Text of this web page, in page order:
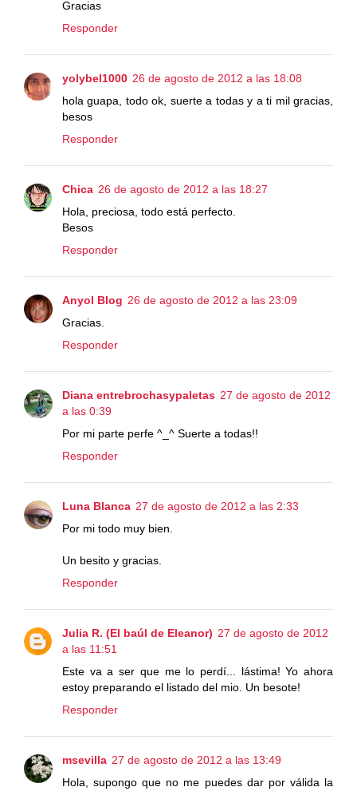
Gracias
Responder
yolybel1000 26 de agosto de 2012 a las 18:08
hola guapa, todo ok, suerte a todas y a ti mil gracias,
besos
Responder
Chica 26 de agosto de 2012 a las 18:27
Hola, preciosa, todo está perfecto.
Besos
Responder
Anyol Blog 26 de agosto de 2012 a las 23:09
Gracias.
Responder
Diana entrebrochasypaletas 27 de agosto de 2012
a las 0:39
Por mi parte perfe ^_^ Suerte a todas!!
Responder
Luna Blanca 27 de agosto de 2012 a las 2:33
Por mi todo muy bien.
Un besito y gracias.
Responder
Julia R. (El baúl de Eleanor) 27 de agosto de 2012
a las 11:51
Este va a ser que me lo perdí... lástima! Yo ahora
estoy preparando el listado del mio. Un besote!
Responder
msevilla 27 de agosto de 2012 a las 13:49
Hola, supongo que no me puedes dar por válida la